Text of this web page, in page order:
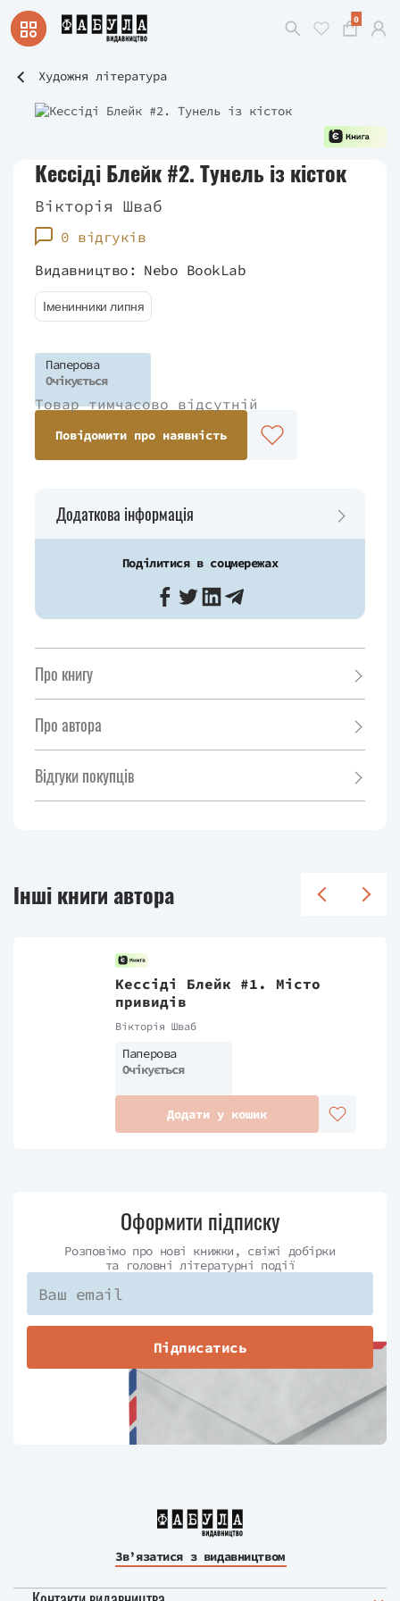
0
Художня література
Кессіді Блейк #2. Тунель із кісток
Вікторія Шваб
0 відгуків
Видавництво: Nebo BookLab
Іменинники липня
Паперова
Очікується
Товар тимчасово відсутній
Повідомити про наявність
Додаткова інформація
Поділитися в соцмережах
Про книгу
Про автора
Відгуки покупців
Інші книги автора
Кессіді Блейк #1. Місто
привидів
Вікторія Шваб
Паперова
Очікується
Додати у кошик
Оформити підписку
Розповімо про нові книжки, свіжі добірки
та головні літературні події
Підписатись
Зв’язатися з видавництвом